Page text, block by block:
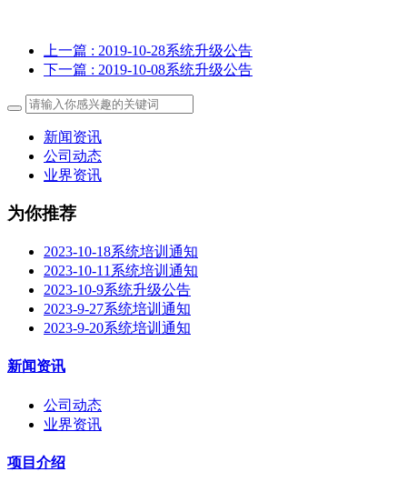
上一篇 : 2019-10-28系统升级公告
下一篇 : 2019-10-08系统升级公告
新闻资讯
公司动态
业界资讯
为你推荐
2023-10-18系统培训通知
2023-10-11系统培训通知
2023-10-9系统升级公告
2023-9-27系统培训通知
2023-9-20系统培训通知
新闻资讯
公司动态
业界资讯
项目介绍